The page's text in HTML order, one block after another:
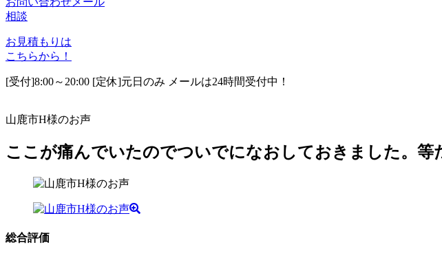
相談
お見積もりは
こちらから！
[受付]8:00～20:00 [定休]元日のみ メールは24時間受付中！
山鹿市H様のお声
ここが痛んでいたのでついでになおしておきました。等
総合評価